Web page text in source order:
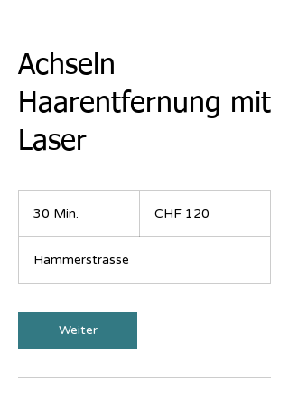
Achseln
Haarentfernung mit
Laser
30 Min.
i
n
Franken
CHF 120
Hammerstrasse
Weiter